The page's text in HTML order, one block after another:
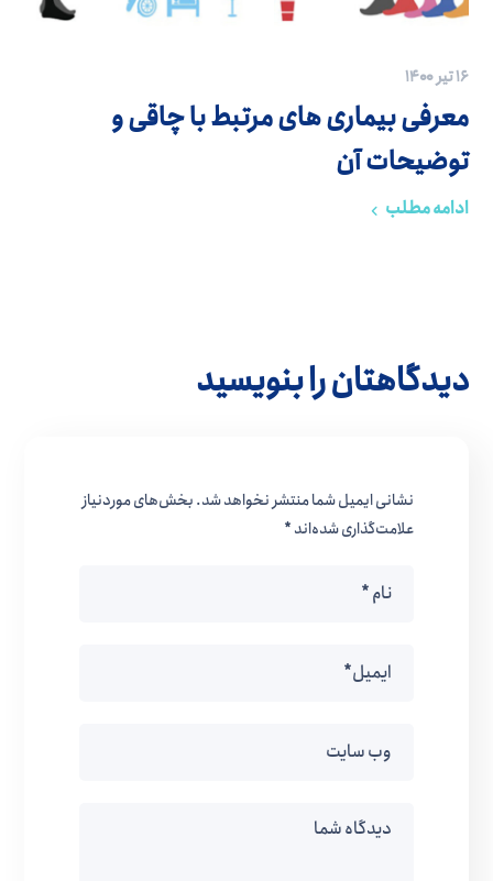
۱۶ تیر ۱۴۰۰
معرفی بیماری های مرتبط با چاقی و
توضیحات آن
ادامه مطلب
دیدگاهتان را بنویسید
نشانی ایمیل شما منتشر نخواهد شد.بخش‌های موردنیاز
علامت‌گذاری شده‌اند*